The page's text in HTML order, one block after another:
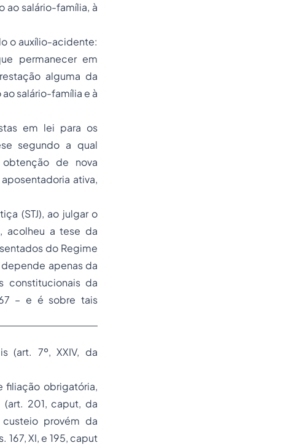
ao salário-família, à
o auxílio-acidente:
permanecer em
alguma da
salário-família e à
em lei para os
segundo a qual
de nova
ativa,
(STJ), ao julgar o
acolheu a tese da
do Regime
apenas da
constitucionais da
– e é sobre tais
(art. 7º, XXIV, da
filiação obrigatória,
(art. 201, caput, da
provém da
XI, e 195, caput